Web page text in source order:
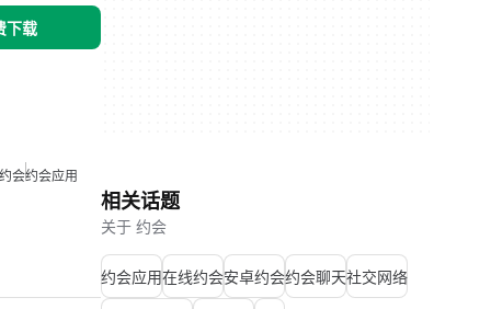
下载
约会约会应用
相关话题
关于 约会
约会应用在线约会安卓约会约会聊天社交网络